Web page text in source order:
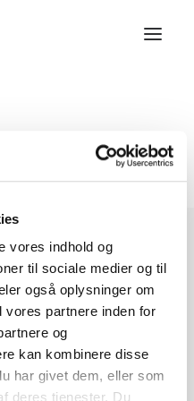
vores indhold og
til sociale medier og til
også oplysninger om
vores partnere inden for
og
kan kombinere disse
har givet dem, eller som
deres tjenester. Du
er gratis og kan
skallogge ind
for at tilgå